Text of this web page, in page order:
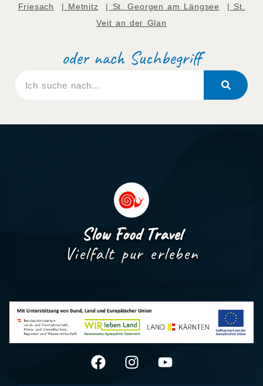
Friesach
| Metnitz | St. Georgen am Längsee | St.
Veit an der Glan
oder nach Suchbegriff
Slow Food Travel
Vielfalt pur erleben